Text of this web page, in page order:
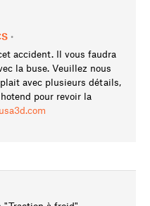
•
accident. Il vous faudra
la buse. Veuillez nous
avec plusieurs détails,
pour revoir la